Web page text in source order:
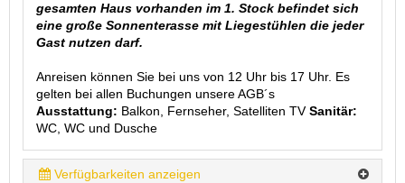
gesamten Haus vorhanden im 1. Stock befindet sich
eine große Sonnenterasse mit Liegestühlen die jeder
Gast nutzen darf.
Anreisen können Sie bei uns von 12 Uhr bis 17 Uhr. Es
gelten bei allen Buchungen unsere AGB´s
Ausstattung: Balkon, Fernseher, Satelliten TVSanitär:
WC, WC und Dusche
Verfügbarkeiten anzeigen